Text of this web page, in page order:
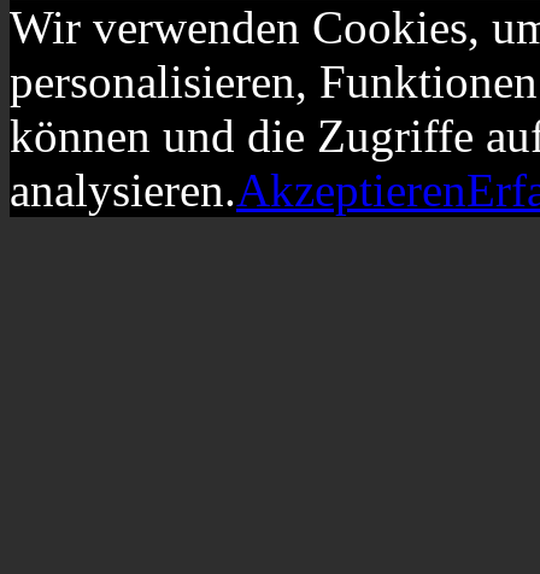
Wir verwenden Cookies,
personalisieren,
können und die Zugriffe
analysieren.Akzeptieren